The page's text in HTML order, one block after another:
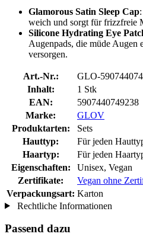
Glamorous Satin Sleep Cap
weich und sorgt für frizzfreie
Silicone Hydrating Eye
Augenpads, die müde Augen
versorgen.
Art.-Nr.:
GLO-
Inhalt:
1 Stk
EAN:
5907440749238
Marke:
GLOV
Produktarten:
Sets
Hauttyp:
Für jeden
Haartyp:
Für jeden
Eigenschaften:
Unisex, Vegan
Zertifikate:
Vegan ohne
Verpackungsart: Karton
Rechtliche Informationen
Passend dazu